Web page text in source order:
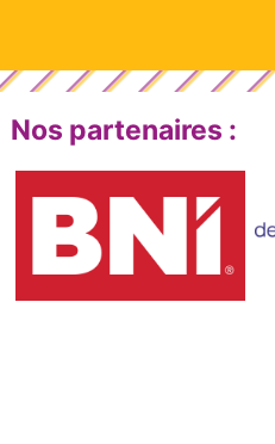
Nos partenaires :